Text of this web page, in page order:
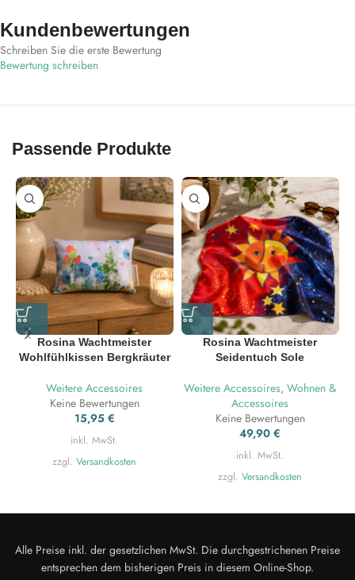
Kundenbewertungen
Schreiben Sie die erste Bewertung
Bewertung schreiben
Passende Produkte
Rosina Wachtmeister
Wohlfühlkissen Bergkräuter
Weitere Accessoires
Keine Bewertungen
15,95 €
inkl. MwSt.
zzgl.Versandkosten
Rosina Wachtmeister
Seidentuch Sole
Weitere Accessoires, Wohnen &
Accessoires
Keine Bewertungen
49,90€
inkl. MwSt.
zzgl.Versandkosten
Alle Preise inkl. der gesetzlichen MwSt. Die durchgestrichenen Preise
entsprechen dem bisherigen Preis in diesem Online-Shop.